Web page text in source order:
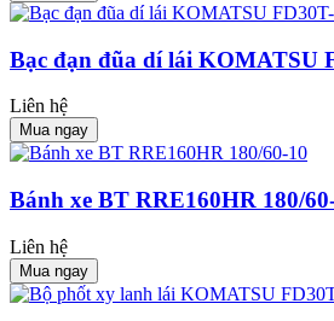
Bạc đạn đũa dí lái KOMATSU
Liên hệ
Mua ngay
Bánh xe BT RRE160HR 180/
Liên hệ
Mua ngay